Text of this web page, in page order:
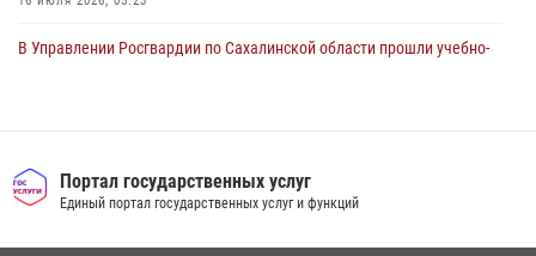
В Управлении Росгвардии по Сахалинской области прошли учебно-
30 июля 2026, 07:18 2
Сводка вневедомственной охраны за неделю
17 июля 2026, 04:37
Портал государственных услуг
Единый портал государственных услуг и функций